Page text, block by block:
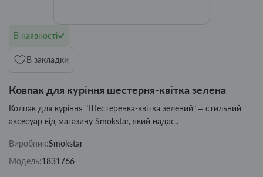
В наявності
В закладки
Ковпак для куріння шестерня-квітка зелена
Колпак для куріння "Шестеренка-квітка зелений" – стильний
аксесуар від магазину Smokstar, який надас..
Виробник:Smokstar
Модель:1831766